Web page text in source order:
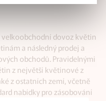
dovoz květin
a následný prodej a
obchodů. Pravidelnými
z největší květinové z
z ostatních zemí, včetně
nabídky pro zásobování